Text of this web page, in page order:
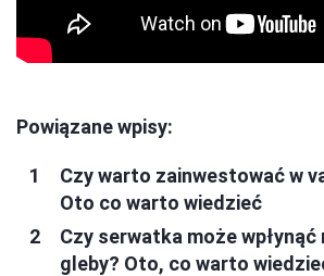
Powiązane wpisy:
Czy warto zainwestować w
Oto co warto wiedzieć
Czy serwatka może
gleby? Oto, co warto